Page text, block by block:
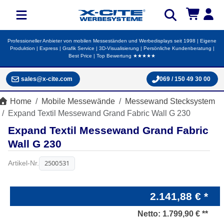
Professioneller Anbieter von mobilen Messeständen und Werbedisplays seit 1998 | Eigene
Produktion | Express | Grafik Service | 3D-Visualisierung | Persönliche Kundenberatung |
Best Price | Top Bewertung ★★★★★
sales@x-cite.com 069 / 150 49 30 00
Home Mobile Messewände
Messewand Stecksystem
Expand Textil Messewand Grand Fabric Wall G 230
Expand Textil Messewand Grand Fabric
Wall G 230
Artikel-Nr. 2500531
2.141,88 € *
Netto: 1.799,90 € **